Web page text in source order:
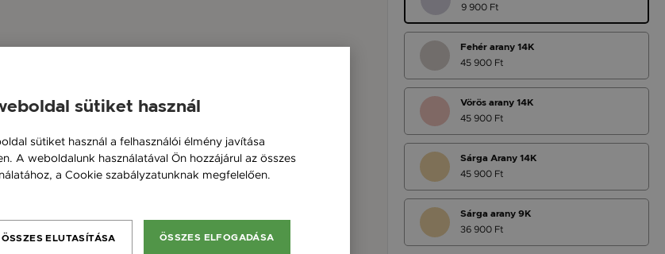
9 900 Ft
Fehér arany 14K
45 900 Ft
Vörös arany 14K
45 900 Ft
Sárga Arany 14K
45 900 Ft
Sárga arany 9K
36 900 Ft
sütiket használ
sütiket használ a felhasználói élmény javítása
A weboldalunk használatával Ön hozzájárul az összes
a Cookie szabályzatunknak megfelelően.
ÖSSZES ELFOGADÁSA
ÖSSZES ELUTASÍTÁSA